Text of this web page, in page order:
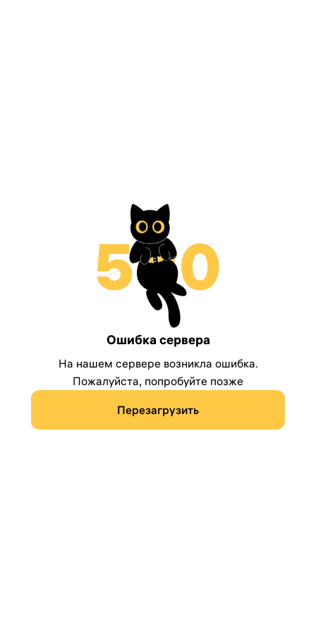
Ошибка сервера
На нашем сервере возникла ошибка.
Пожалуйста, попробуйте позже
Перезагрузить